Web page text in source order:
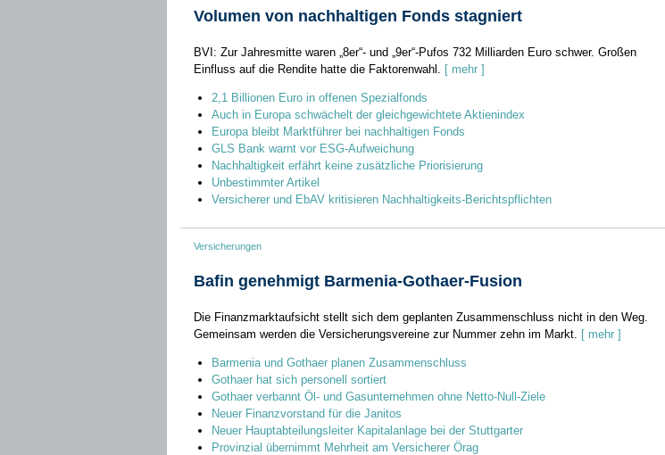
Volumen von nachhaltigen Fonds stagniert
BVI: Zur Jahresmitte waren „8er“- und „9er“-Pufos 732 Milliarden Euro schwer. Großen
Einfluss auf die Rendite hatte die Faktorenwahl. [ mehr ]
2,1 Billionen Euro in offenen Spezialfonds
Auch in Europa schwächelt der gleichgewichtete Aktienindex
Europa bleibt Marktführer bei nachhaltigen Fonds
GLS Bank warnt vor ESG-Aufweichung
Nachhaltigkeit erfährt keine zusätzliche Priorisierung
Unbestimmter Artikel
Versicherer und EbAV kritisieren Nachhaltigkeits-Berichtspflichten
Versicherungen
Bafin genehmigt Barmenia-Gothaer-Fusion
Die Finanzmarktaufsicht stellt sich dem geplanten Zusammenschluss nicht in den Weg.
Gemeinsam werden die Versicherungsvereine zur Nummer zehn im Markt. [ mehr ]
Barmenia und Gothaer planen Zusammenschluss
Gothaer hat sich personell sortiert
Gothaer verbannt Öl- und Gasunternehmen ohne Netto-Null-Ziele
Neuer Finanzvorstand für die Janitos
Neuer Hauptabteilungsleiter Kapitalanlage bei der Stuttgarter
Provinzial übernimmt Mehrheit am Versicherer Örag